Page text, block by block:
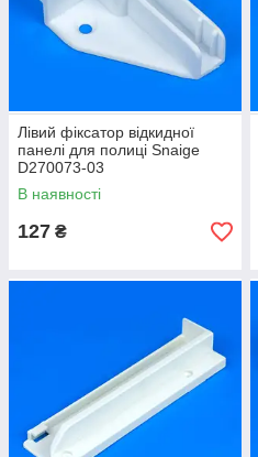
Лівий фіксатор відкидної
панелі для полиці Snaige
D270073-03
В наявності
127 ₴